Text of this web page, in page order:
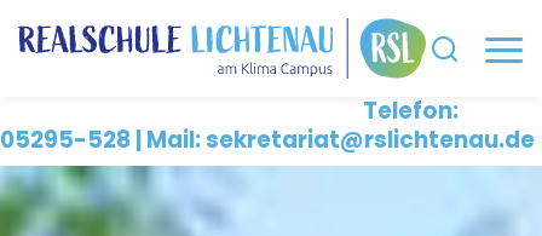
Telefon:
05295-528 | Mail: sekretariat@rslichtenau.de